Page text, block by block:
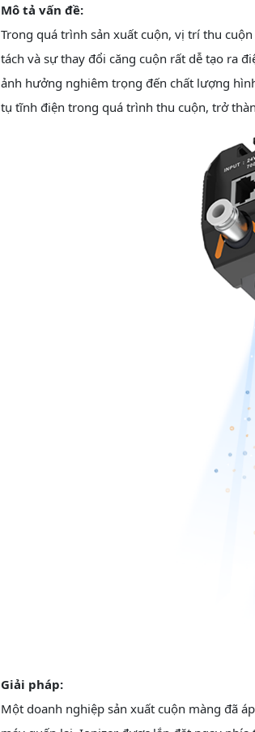
Mô tả vấn đề:
Trong quá trình sản xuất cuộn, vị trí thu
tách và sự thay đổi căng cuộn rất dễ tạo ra
ảnh hưởng nghiêm trọng đến chất lượng
tụ tĩnh điện trong quá trình thu cuộn, trở
Giải pháp:
Một doanh nghiệp sản xuất cuộn màng đã